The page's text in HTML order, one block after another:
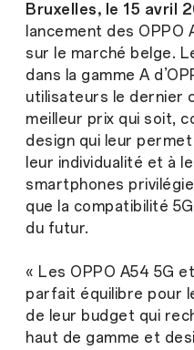
Bruxelles, le 15 avril
lancement des OPPO
sur le marché belge.
dans la gamme A
utilisateurs le dernier
meilleur prix qui soit,
design qui leur
leur individualité et à
smartphones
que la compatibilité
du futur.
« Les OPPO A54 5G
parfait équilibre pour
de leur budget qui
haut de gamme et